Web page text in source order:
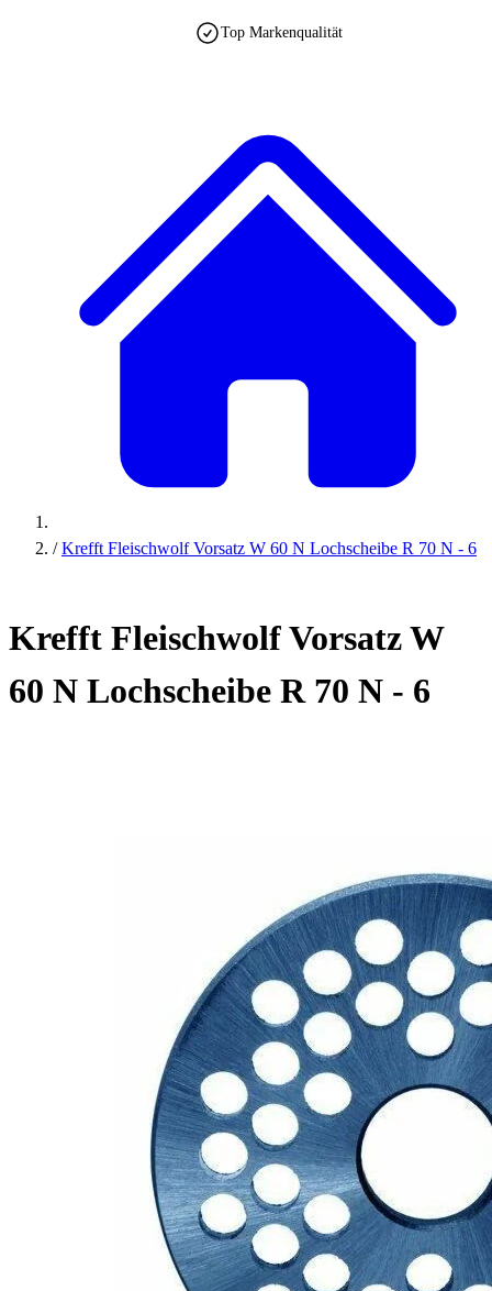
Top Markenqualität
/ Krefft Fleischwolf Vorsatz W 60 N Lochscheibe R 70 N - 6
Krefft Fleischwolf Vorsatz W
60 N Lochscheibe R 70 N - 6